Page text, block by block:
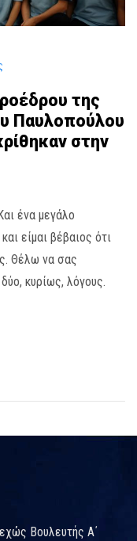
της
Παυλοπούλου
στην
ένα μεγάλο
είμαι βέβαιος ότι
Θέλω να σας
κυρίως, λόγους.
Βουλευτής Α΄